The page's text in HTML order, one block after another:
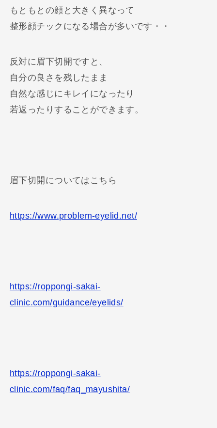
もともとの顔と大きく異なって
整形顔チックになる場合が多いです・・
反対に眉下切開ですと、
自分の良さを残したまま
自然な感じにキレイになったり
若返ったりすることができます。
眉下切開についてはこちら
https://www.problem-eyelid.net/
https://roppongi-sakai-
clinic.com/guidance/eyelids/
https://roppongi-sakai-
clinic.com/faq/faq_mayushita/